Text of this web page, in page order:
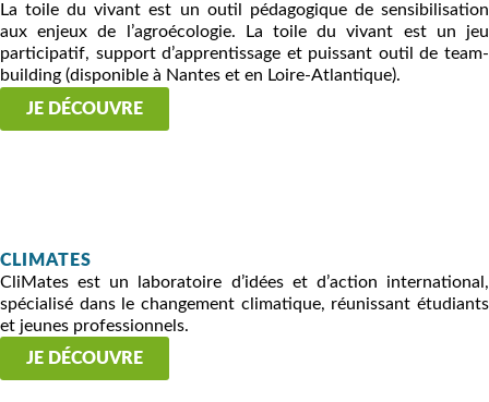
La toile du vivant est un outil pédagogique de sensibilisation
aux enjeux de l’agroécologie. La toile du vivant est un jeu
participatif, support d’apprentissage et puissant outil de team-
building (disponible à Nantes et en Loire-Atlantique).
JE DÉCOUVRE
CLIMATES
CliMates est un laboratoire d’idées et d’action international,
spécialisé dans le changement climatique, réunissant étudiants
et jeunes professionnels.
JE DÉCOUVRE